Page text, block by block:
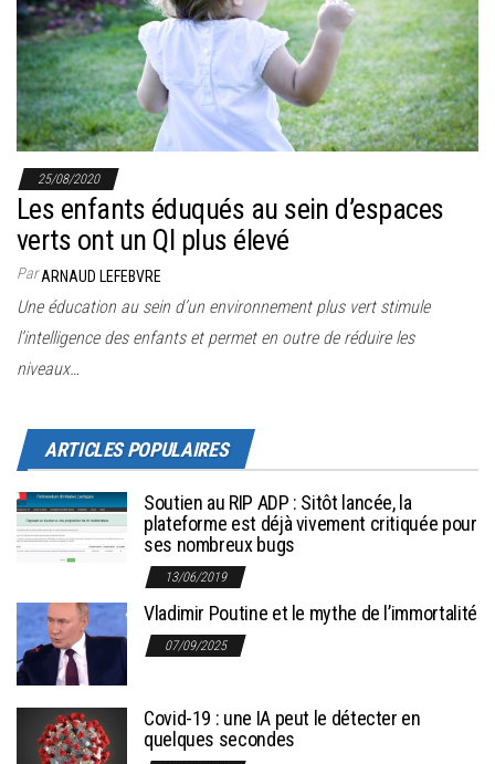
l
a
n
a
v
25/08/2020
Les enfants éduqués au sein d’espaces
verts ont un QI plus élevé
ParARNAUD LEFEBVRE
Une éducation au sein d’un environnement plus vert stimule
l’intelligence des enfants et permet en outre de réduire les
niveaux…
ARTICLES POPULAIRES
Soutien au RIP ADP : Sitôt lancée, la
plateforme est déjà vivement critiquée pour
ses nombreux bugs
13/06/2019
Vladimir Poutine et le mythe de l’immortalité
07/09/2025
Covid-19 : une IA peut le détecter en
quelques secondes